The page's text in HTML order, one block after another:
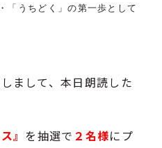
「うちどく」の第一歩として
まして、本日朗読した
』 を抽選で ２ 名様にプ